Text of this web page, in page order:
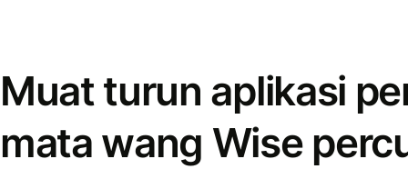
Muat turun aplikasi
mata wang Wise